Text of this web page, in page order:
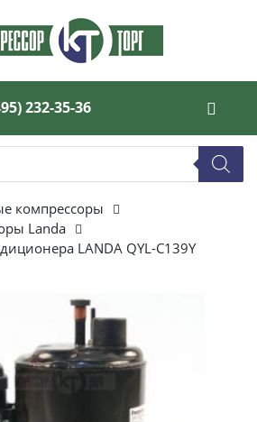
232-35-36
компрессоры
Landa
LANDA QYL-C139Y